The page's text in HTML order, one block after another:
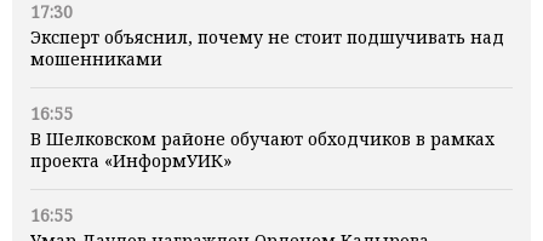
17:30
Эксперт объяснил, почему не стоит подшучивать над
мошенниками
16:55
В Шелковском районе обучают обходчиков в рамках
проекта «ИнформУИК»
16:55